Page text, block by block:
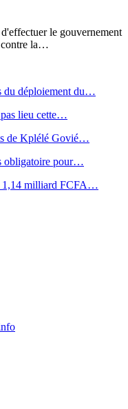
le gouvernement
contre la…
du déploiement du…
lieu cette…
de Kplélé Govié…
obligatoire pour…
1,14 milliard FCFA…